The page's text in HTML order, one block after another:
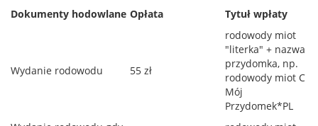
Dokumenty hodowlane Opłata Tytuł wpłaty
Wydanie rodowodu 55 zł
rodowody miot
"literka" + nazwa
przydomka, np.
rodowody miot C
Mój
Przydomek*PL